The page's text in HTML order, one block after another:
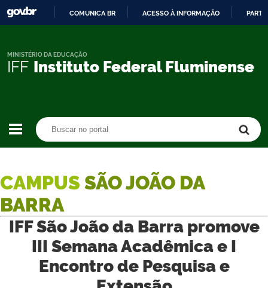
CONTEÚDO
COMUNICA BR ACESSO À INFORMAÇÃO
IFF Instituto Federal Fluminense
MINISTÉRIO DA EDUCAÇÃO
CAMPUS SÃO JOÃO DA
BARRA
IFF São João da Barra promove
III Semana Acadêmica e I
Encontro de Pesquisa e